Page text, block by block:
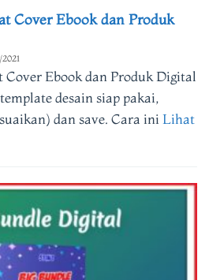
Cover Ebook dan Produk
Ebook dan Produk Digital
desain siap pakai,
dan save. Cara ini Lihat